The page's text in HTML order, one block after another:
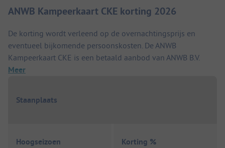
ANWB Kampeerkaart CKE korting 2026
De korting wordt verleend op de overnachtingsprijs en
eventueel bijkomende persoonskosten. De ANWB
Kampeerkaart CKE is een betaald aanbod van ANWB B.V.
Meer
Staanplaats
Hoogseizoen Korting %